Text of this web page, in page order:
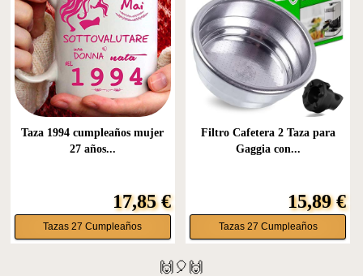
Taza 1994 cumpleaños mujer
27 años...
17,85 €
Tazas 27 Cumpleaños
Filtro Cafetera 2 Taza para
Gaggia con...
15,89 €
Tazas 27 Cumpleaños
🙌🎈🙌